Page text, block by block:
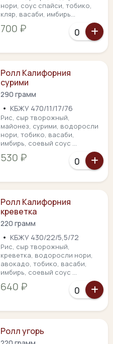
нори, соус спайси, тобико,
кляр, васаби, имбирь...
700 ₽
Ролл Калифорния
сурими
290 грамм
• КБЖУ 470/11/17/76
Рис, сыр творожный,
майонез, сурими, водоросли
нори, тобико, васаби,
имбирь, соевый соус ...
530 ₽
Ролл Калифорния
креветка
220 грамм
• КБЖУ 430/22/5,5/72
Рис, сыр творожный,
креветка, водоросли нори,
авокадо, тобико, васаби,
имбирь, соевый соус ...
640 ₽
Ролл угорь